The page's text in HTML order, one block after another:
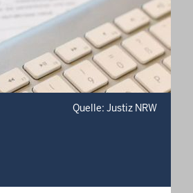
Quelle: Justiz NRW